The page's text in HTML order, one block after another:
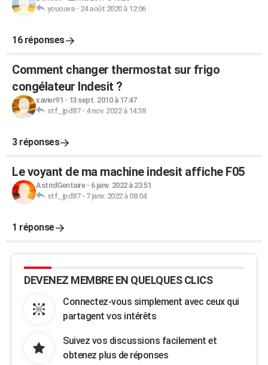
yououva- 24 août 2020 à 12:06
16 réponses
Comment changer thermostat sur frigo
congélateur Indesit ?
xavier91 - 13 sept. 2010 à 17:47
stf_jpd87- 4 nov. 2022 à 14:38
3 réponses
Le voyant de ma machine indesit affiche F05
AstridGentaire- 6 janv. 2022 à 23:51
stf_jpd87- 7 janv. 2022 à 08:04
1 réponse
DEVENEZ MEMBRE EN QUELQUES CLICS
Connectez-vous simplement avec ceux qui
partagent vos intérêts
Suivez vos discussions facilement et
obtenez plus de réponses